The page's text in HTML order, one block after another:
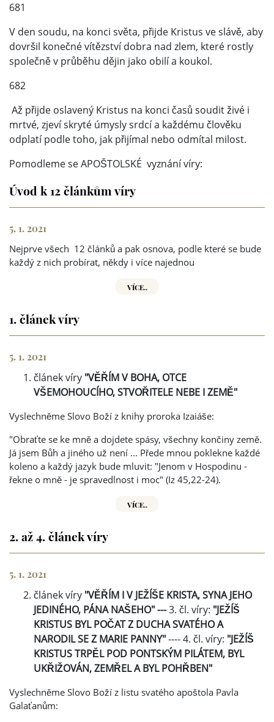
681
V den soudu, na konci světa, přijde Kristus ve slávě, aby
dovršil konečné vítězství dobra nad zlem, které rostly
společně v průběhu dějin jako obilí a koukol.
682
Až přijde oslavený Kristus na konci časů soudit živé i
mrtvé, zjeví skryté úmysly srdcí a každému člověku
odplatí podle toho, jak přijímal nebo odmítal milost.
Pomodleme se APOŠTOLSKÉ vyznání víry:
Úvod k 12 článkům víry
5. 1. 2021
Nejprve všech 12 článků a pak osnova, podle které se bude
každý z nich probírat, někdy i více najednou
VÍCE..
1. článek víry
5. 1. 2021
článek víry "VĚŘÍM V BOHA, OTCE
VŠEMOHOUCÍHO, STVOŘITELE NEBE I ZEMĚ"
Vyslechněme Slovo Boží z knihy proroka Izaiáše:
"Obraťte se ke mně a dojdete spásy, všechny končiny země.
Já jsem Bůh a jiného už není ... Přede mnou poklekne každé
koleno a každý jazyk bude mluvit: "Jenom v Hospodinu -
řekne o mně - je spravedlnost i moc" (Iz 45,22-24).
VÍCE..
2. až 4. článek víry
5. 1. 2021
článek víry "VĚŘÍM I V JEŽÍŠE KRISTA, SYNA JEHO
JEDINÉHO, PÁNA NAŠEHO" ---3. čl. víry: "JEŽÍŠ
KRISTUS BYL POČAT Z DUCHA SVATÉHO A
NARODIL SE Z MARIE PANNY"---- 4. čl. víry: "JEŽÍŠ
KRISTUS TRPĚL POD PONTSKÝM PILÁTEM, BYL
UKŘIŽOVÁN, ZEMŘEL A BYL POHŘBEN"
Vyslechněme Slovo Boží z listu svatého apoštola Pavla
Galaťanům: